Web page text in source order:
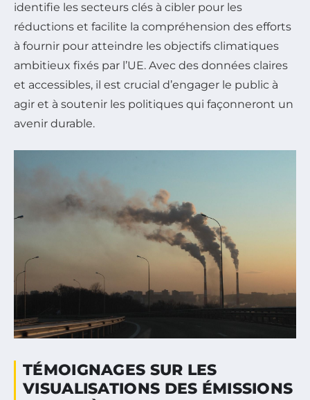
identifie les secteurs clés à cibler pour les
réductions et facilite la compréhension des efforts
à fournir pour atteindre les objectifs climatiques
ambitieux fixés par l’UE. Avec des données claires
et accessibles, il est crucial d’engager le public à
agir et à soutenir les politiques qui façonneront un
avenir durable.
TÉMOIGNAGES SUR LES
VISUALISATIONS DES ÉMISSIONS